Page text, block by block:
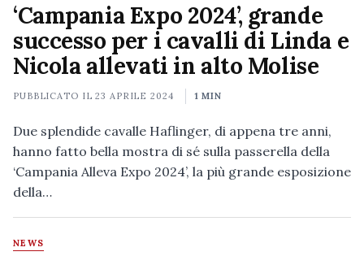
‘Campania Expo 2024’, grande
successo per i cavalli di Linda e
Nicola allevati in alto Molise
PUBBLICATO IL23 APRILE 2024 1 MIN
Due splendide cavalle Haflinger, di appena tre anni,
hanno fatto bella mostra di sé sulla passerella della
‘Campania Alleva Expo 2024’, la più grande esposizione
della…
NEWS